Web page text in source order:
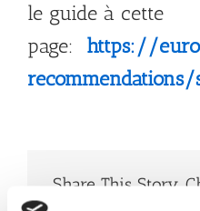
le guide à cette
page: https://
Share This Story,